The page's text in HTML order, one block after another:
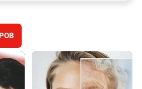
направил телеграмму
родным и близким Халық
Гапича
2 42